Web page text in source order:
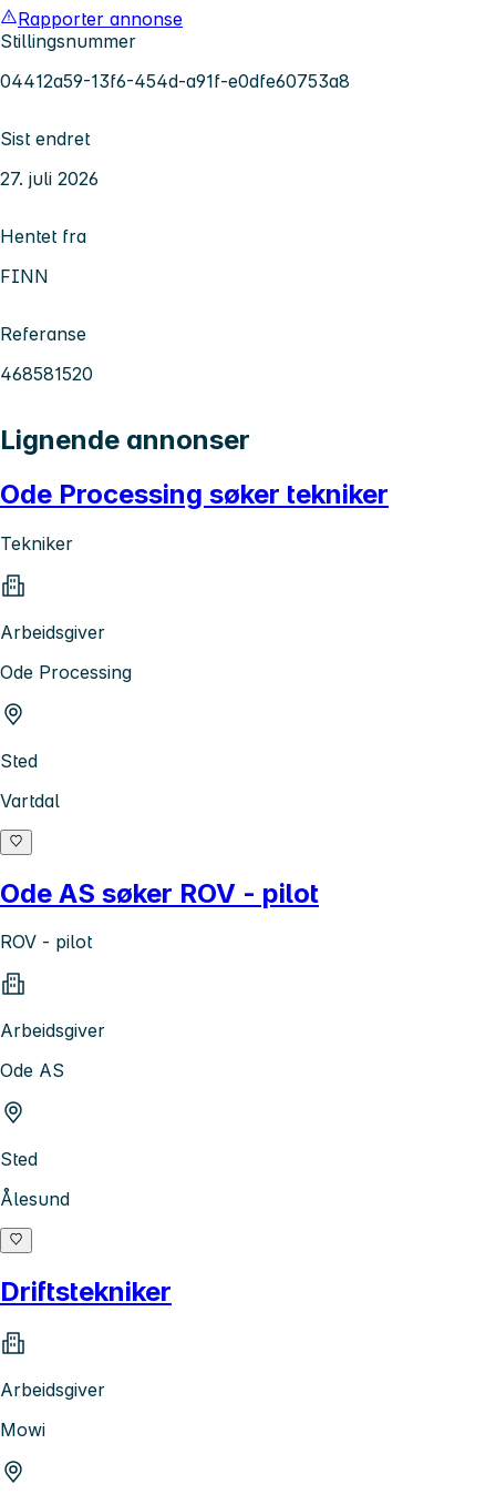
Rapporter annonse
Stillingsnummer
04412a59-13f6-454d-a91f-e0dfe60753a8
Sist endret
27. juli 2026
Hentet fra
FINN
Referanse
468581520
Lignende annonser
Ode Processing søker tekniker
Tekniker
Arbeidsgiver
Ode Processing
Sted
Vartdal
Ode AS søker ROV - pilot
ROV - pilot
Arbeidsgiver
Ode AS
Sted
Ålesund
Driftstekniker
Arbeidsgiver
Mowi